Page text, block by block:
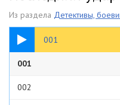
Из раздела Детективы,
001
08:23
001
002